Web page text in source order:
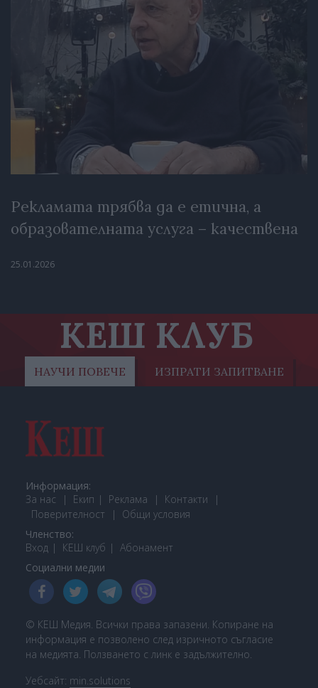
Рекламата трябва да е етична, а
образователната услуга – качествена
25.01.2026
КЕШ КЛУБ
НАУЧИ ПОВЕЧЕ ИЗПРАТИ ЗАПИТВАНЕ
Информация:
За нас
Екип Реклама
Контакти
Поверителност
Общи условия
Членство:
Вход
КЕШ клуб Абонамент
Социални медии
© КЕШ Медия. Всички права запазени. Копиране на
информация е позволено след изричното съгласие
на медията. Ползването с линк е задължително.
Уебсайт: min.solutions